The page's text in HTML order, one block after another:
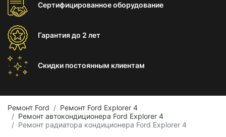
Сертифицированноеоборудование
Гарантиядо 2 лет
Скидки постоянным клиентам
Ремонт Ford
Ремонт Ford Explorer 4
Ремонт автокондиционера Ford Explorer 4
Ремонт радиатора кондиционера Ford Explorer 4